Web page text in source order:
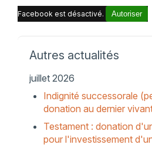
Facebook est désactivé. Autoriser
Autres actualités
juillet 2026
Indignité successorale
donation au dernier
Testament : donation
pour l'investissement